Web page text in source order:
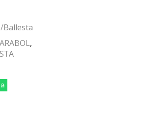
Ballesta
,